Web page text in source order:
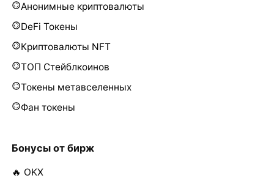
Анонимные криптовалюты
DeFi Токены
Криптовалюты NFT
ТОП Стейблкоинов
Токены метавселенных
Фан токены
Бонусы от бирж
🔥 OKX